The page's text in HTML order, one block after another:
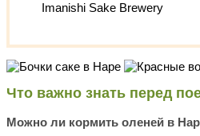
Imanishi Sake Brewery
Что важно знать перед
Можно ли кормить оленей в